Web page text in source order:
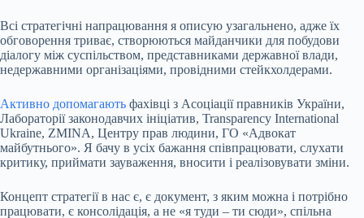
Всі стратегічні напрацювання я описую узагальнено, адже їх
обговорення триває, створюються майданчики для побудови
діалогу між суспільством, представниками державної влади,
недержавними організаціями, провідними стейкхолдерами.
Активно допомагають фахівці з Асоціації правників України,
Лабораторії законодавчих ініціатив, Transparency International
Ukraine, ZMINA, Центру прав людини, ГО «Адвокат
майбутнього». Я бачу в усіх бажання співпрацювати, слухати
критику, приймати зауваження, вносити і реалізовувати зміни.
Концепт стратегії в нас є, є документ, з яким можна і потрібно
працювати, є консолідація, а не «я туди – ти сюди», спільна